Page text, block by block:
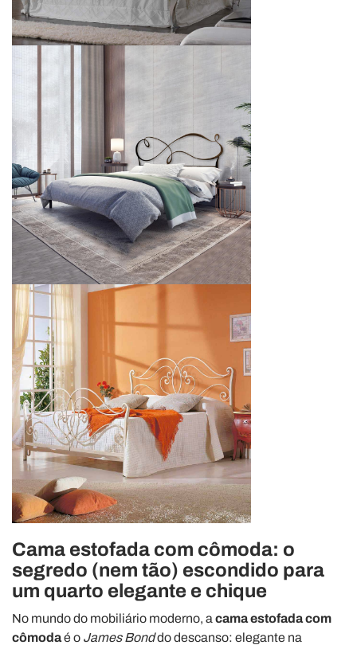
Cama estofada com cômoda: o
segredo (nem tão) escondido para
um quarto elegante e chique
No mundo do mobiliário moderno, a cama estofada com
cômodaé o James Bonddo descanso: elegante na